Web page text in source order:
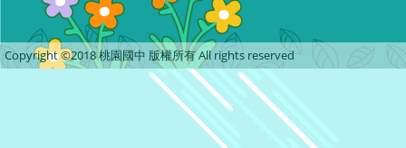
Copyright ©2018 桃園國中 版權所有 All rights reserved